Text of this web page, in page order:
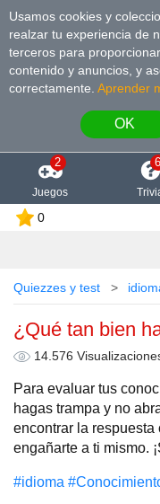
Usamos cookies y
realzar tu experiencia de
terceros para
contenido y anuncios, y
correctamente. Aprender
OK
2
Juegos
6
0
Quiezzes y test
¿Qué tan bien
14.576
Para evaluar tus
hagas trampa y no
encontrar la
engañarte a ti mismo.
#idioma